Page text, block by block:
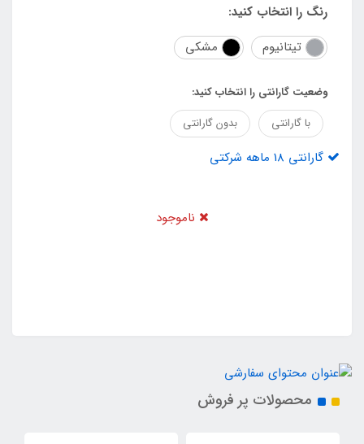
رنگ را انتخاب کنید:
تیتانیوم
مشکی
وضعیت گارانتی را انتخاب کنید:
با گارانتی
بدون گارانتی
گارانتی 18 ماهه شرکتی
ناموجود
محصولات پر فروش